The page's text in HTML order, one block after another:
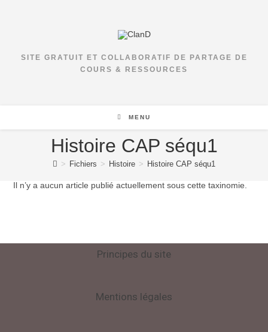
SITE GRATUIT ET COLLABORATIF DE PARTAGE DE
COURS & RESSOURCES
MENU
Histoire CAP séqu1
> Fichiers > Histoire > Histoire CAP séqu1
Il n’y a aucun article publié actuellement sous cette taxinomie.
Principes du site
Mentions légales